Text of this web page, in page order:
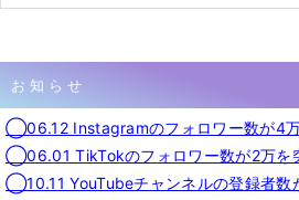
お知らせ
◯06.12 Instagramのフォロワー数が4万
◯06.01 TikTokのフォロワー数が2万を
◯10.11 YouTubeチャンネルの登録者数